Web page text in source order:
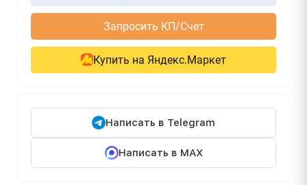
Запросить КП/Счет
Купить на Яндекс.Маркет
Написать в Telegram
Написать в MAX